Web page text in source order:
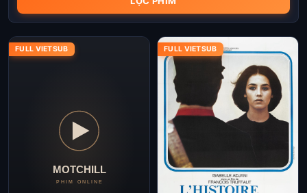
FULL VIETSUB FULL VIETSUB